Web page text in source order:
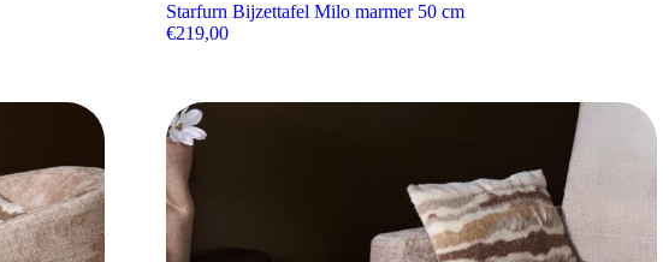
Starfurn Bijzettafel Milo marmer 50 cm
€219,00